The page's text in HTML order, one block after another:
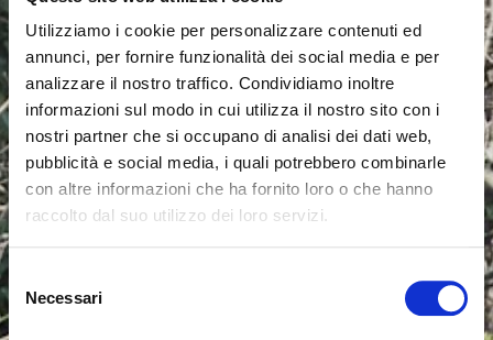
Utilizziamo i cookie per personalizzare contenuti ed
annunci, per fornire funzionalità dei social media e per
analizzare il nostro traffico. Condividiamo inoltre
informazioni sul modo in cui utilizza il nostro sito con i
nostri partner che si occupano di analisi dei dati web,
pubblicità e social media, i quali potrebbero combinarle
con altre informazioni che ha fornito loro o che hanno
raccolto dal suo utilizzo dei loro servizi.
del
consenso
Necessari
Seems like you’re browsing from Close